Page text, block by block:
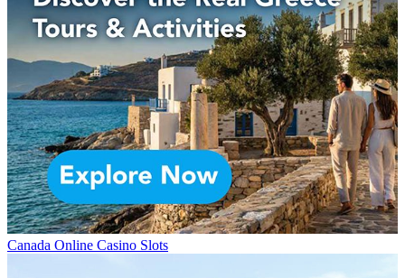
Canada Online Casino Slots